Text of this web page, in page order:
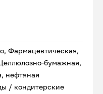
Фармацевтическая,
бумажная,
нефтяная
/ кондитерские